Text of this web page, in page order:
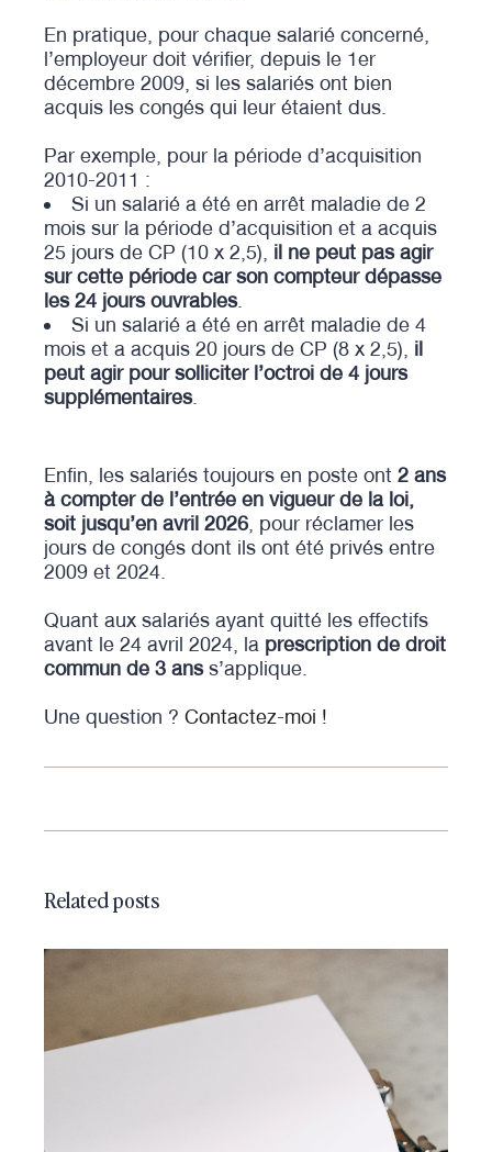
En pratique, pour chaque salarié concerné,
l’employeur doit vérifier, depuis le 1er
décembre 2009, si les salariés ont bien
acquis les congés qui leur étaient dus.
Par exemple, pour la période d’acquisition
2010-2011 :
Si un salarié a été en arrêt maladie de 2
mois sur la période d’acquisition et a acquis
25 jours de CP (10 x 2,5), il ne peut pas agir
sur cette période car son compteur dépasse
les 24 jours ouvrables.
Si un salarié a été en arrêt maladie de 4
mois et a acquis 20 jours de CP (8 x 2,5), il
peut agir pour solliciter l’octroi de 4 jours
supplémentaires.
Enfin, les salariés toujours en poste ont2 ans
à compter de l’entrée en vigueur de la loi,
soit jusqu’en avril 2026, pour réclamer les
jours de congés dont ils ont été privés entre
2009 et 2024.
Quant aux salariés ayant quitté les effectifs
avant le 24 avril 2024, la prescription de droit
commun de 3 anss’applique.
Une question ?Contactez-moi !
Related posts